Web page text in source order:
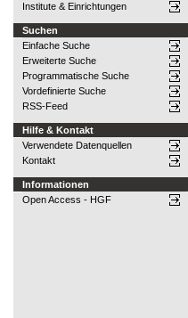
Institute & Einrichtungen
Suchen
Einfache Suche
Erweiterte Suche
Programmatische Suche
Vordefinierte Suche
RSS-Feed
Hilfe & Kontakt
Verwendete Datenquellen
Kontakt
Informationen
Open Access - HGF